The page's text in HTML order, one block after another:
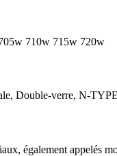
710w 715w 720w
Double-verre, N-
également appelés